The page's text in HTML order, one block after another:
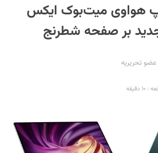
هواوی میت‌بوک ایکس
بر صفحه شطرنج
عضو تحریریه
دقیقه